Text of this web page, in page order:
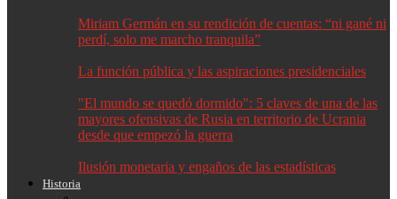
Miriam Germán en su rendición de cuentas: “ni gané ni
perdí, solo me marcho tranquila”
La función pública y las aspiraciones presidenciales
"El mundo se quedó dormido": 5 claves de una de las
mayores ofensivas de Rusia en territorio de Ucrania
desde que empezó la guerra
Ilusión monetaria y engaños de las estadísticas
Historia